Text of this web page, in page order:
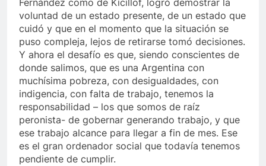
Fernández como de Kicillof, logró demostrar la
voluntad de un estado presente, de un estado que
cuidó y que en el momento que la situación se
puso compleja, lejos de retirarse tomó decisiones.
Y ahora el desafío es que, siendo conscientes de
donde salimos, que es una Argentina con
muchísima pobreza, con desigualdades, con
indigencia, con falta de trabajo, tenemos la
responsabilidad – los que somos de raíz
peronista- de gobernar generando trabajo, y que
ese trabajo alcance para llegar a fin de mes. Ese
es el gran ordenador social que todavía tenemos
pendiente de cumplir.